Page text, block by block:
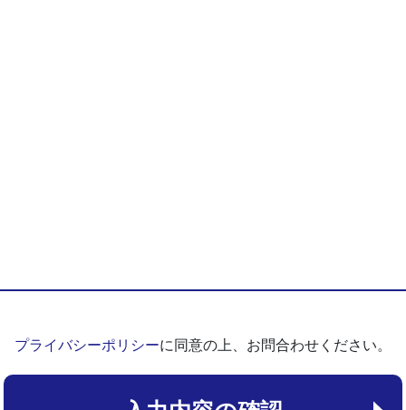
プライバシーポリシーに同意の上、お問合わせください。